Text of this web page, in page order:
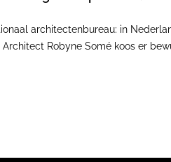
architectenbureau: in
Robyne Somé koos er